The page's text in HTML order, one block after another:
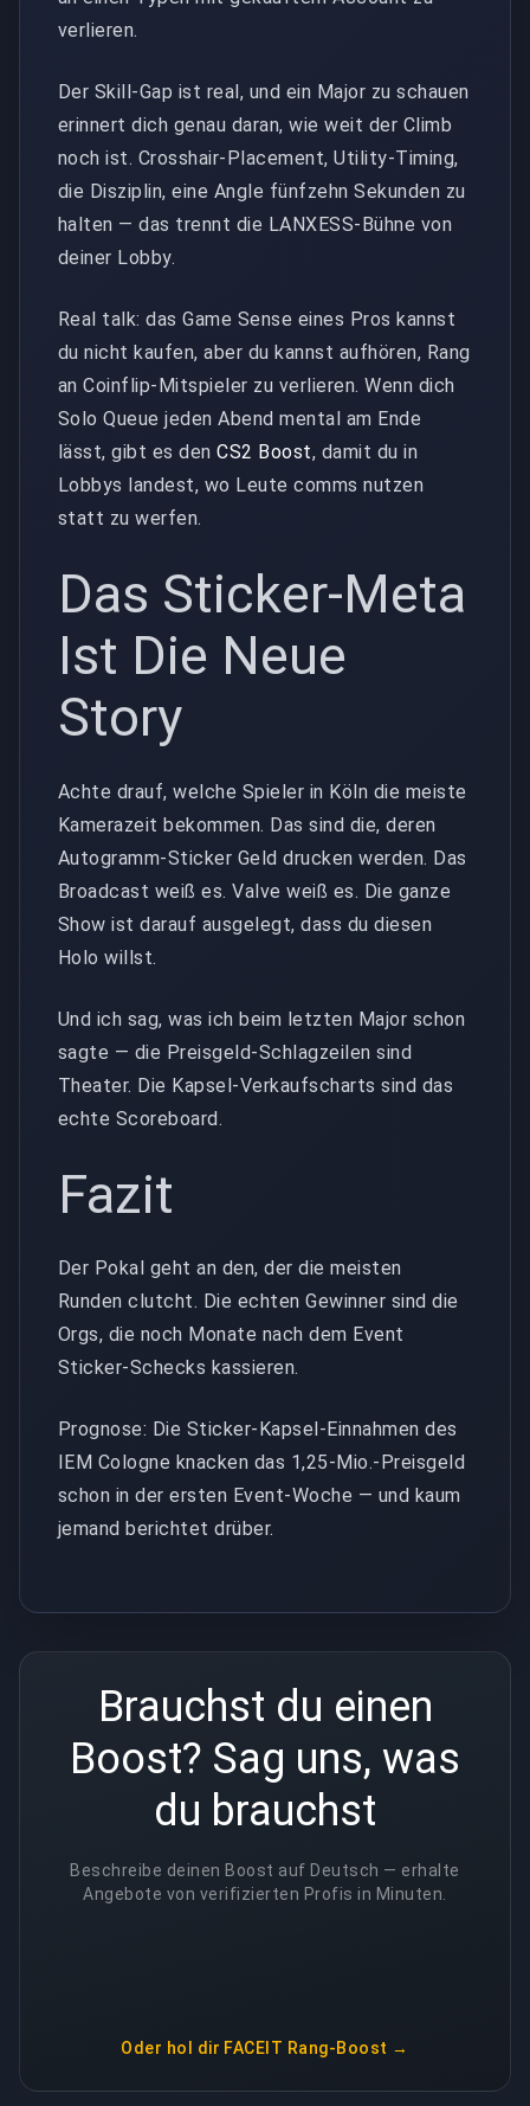
verlieren.
Der Skill-Gap ist real, und ein Major zu schauen
erinnert dich genau daran, wie weit der Climb
noch ist. Crosshair-Placement, Utility-Timing,
die Disziplin, eine Angle fünfzehn Sekunden zu
halten — das trennt die LANXESS-Bühne von
deiner Lobby.
Real talk: das Game Sense eines Pros kannst
du nicht kaufen, aber du kannst aufhören, Rang
an Coinflip-Mitspieler zu verlieren. Wenn dich
Solo Queue jeden Abend mental am Ende
lässt, gibt es denCS2 Boost, damit du in
Lobbys landest, wo Leute comms nutzen
statt zu werfen.
Das Sticker-Meta
Ist Die Neue
Story
Achte drauf, welche Spieler in Köln die meiste
Kamerazeit bekommen. Das sind die, deren
Autogramm-Sticker Geld drucken werden. Das
Broadcast weiß es. Valve weiß es. Die ganze
Show ist darauf ausgelegt, dass du diesen
Holo willst.
Und ich sag, was ich beim letzten Major schon
sagte — die Preisgeld-Schlagzeilen sind
Theater. Die Kapsel-Verkaufscharts sind das
echte Scoreboard.
Fazit
Der Pokal geht an den, der die meisten
Runden clutcht. Die echten Gewinner sind die
Orgs, die noch Monate nach dem Event
Sticker-Schecks kassieren.
Prognose: Die Sticker-Kapsel-Einnahmen des
IEM Cologne knacken das 1,25-Mio.-Preisgeld
schon in der ersten Event-Woche — und kaum
jemand berichtet drüber.
Brauchst du einen
Boost? Sag uns, was
du brauchst
Beschreibe deinen Boost auf Deutsch — erhalte
Angebote von verifizierten Profis in Minuten.
Oder hol dir FACEIT Rang-Boost →